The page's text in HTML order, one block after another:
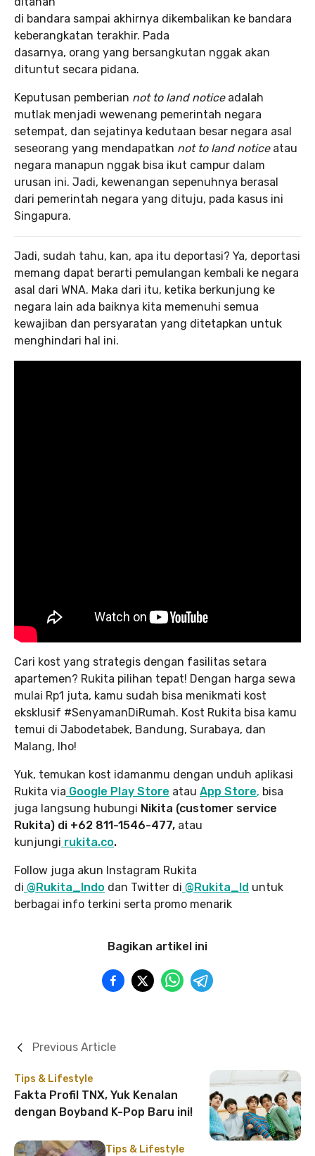
di bandara sampai akhirnya dikembalikan ke bandara
keberangkatan terakhir. Pada
dasarnya, orang yang bersangkutan nggak akan
dituntut secara pidana.
Keputusan pemberian not to land noticeadalah
mutlak menjadi wewenang pemerintah negara
setempat, dan sejatinya kedutaan besar negara asal
seseorang yang mendapatkan not to land noticeatau
negara manapun nggak bisa ikut campur dalam
urusan ini. Jadi, kewenangan sepenuhnya berasal
dari pemerintah negara yang dituju, pada kasus ini
Singapura.
Jadi, sudah tahu, kan, apa itu deportasi? Ya, deportasi
memang dapat berarti pemulangan kembali ke negara
asal dari WNA. Maka dari itu, ketika berkunjung ke
negara lain ada baiknya kita memenuhi semua
kewajiban dan persyaratan yang ditetapkan untuk
menghindari hal ini.
Cari kost yang strategis dengan fasilitas setara
apartemen? Rukita pilihan tepat! Dengan harga sewa
mulai Rp1 juta, kamu sudah bisa menikmati kost
eksklusif #SenyamanDiRumah. Kost Rukita bisa kamu
temui di Jabodetabek, Bandung, Surabaya, dan
Malang, lho!
Yuk, temukan kost idamanmu dengan unduh aplikasi
Rukita via Google Play Store atau App Store, bisa
juga langsung hubungi Nikita (customer service
Rukita) di +62 811-1546-477, atau
kunjungi rukita.co.
Follow juga akun Instagram Rukita
di @Rukita_Indo dan Twitter di @Rukita_Id untuk
berbagai info terkini serta promo menarik
Bagikan artikel ini
Tips & Lifestyle
Fakta Profil TNX, Yuk Kenalan
dengan Boyband K-Pop Baru ini!
Previous Article
Tips & Lifestyle